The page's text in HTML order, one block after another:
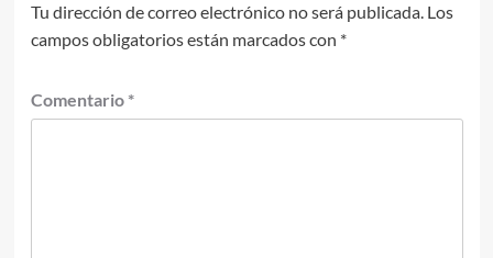
Tu dirección de correo electrónico no será publicada. Los
campos obligatorios están marcados con *
Comentario *